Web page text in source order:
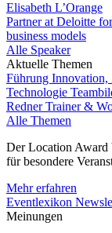
Elisabeth L’Orange
Partner at Deloitte
business models
Alle Speaker
Aktuelle Themen
Führung Innovation,
Technologie
RednerTrainer &
Alle Themen
Der Location Award
für besondere
Mehr erfahren
Eventlexikon
Meinungen